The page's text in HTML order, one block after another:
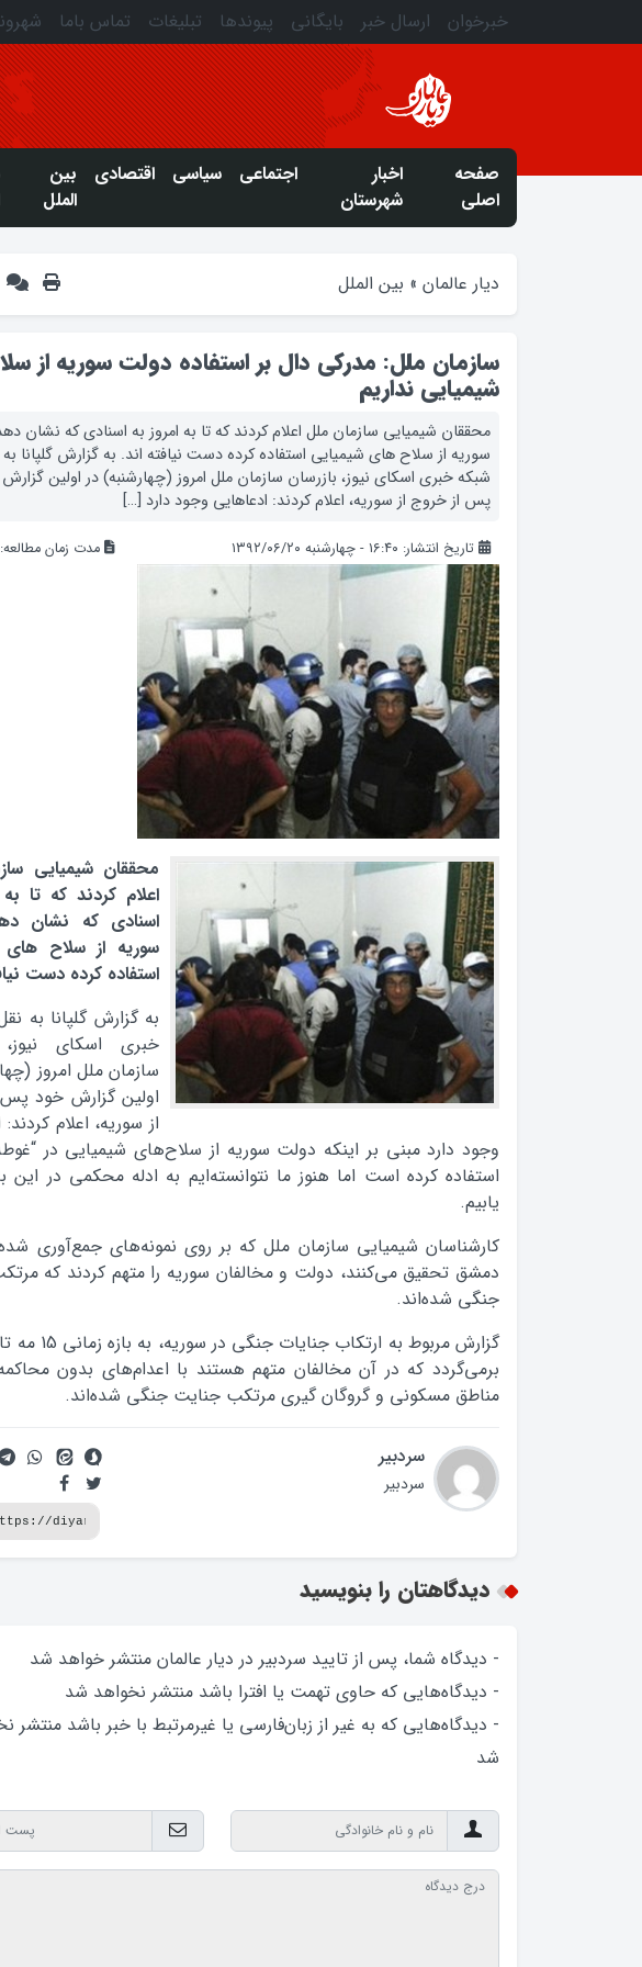
خبرخوان ارسال خبر بایگانی پیوندها تبلیغات تماس باما
صفحه
اصلی
اخبار
شهرستان
اجتماعی سیاسی اقتصادی
بین
الملل
دیار عالمان » بین الملل
سازمان ملل: مدرکی دال بر استفاده دولت سوریه از
شیمیایی نداریم
محققان شیمیایی سازمان ملل اعلام کردند که تا به امروز به اسنادی که نشان
سوریه از سلاح های شیمیایی استفاده کرده دست نیافته اند. به گزارش گلپانا به
شبکه خبری اسکای نیوز، بازرسان سازمان ملل امروز (چهارشنبه) در اولین
پس از خروج از سوریه، اعلام کردند: ادعاهایی وجود دارد […]
تاریخ انتشار: ۱۶:۴۰ - چهارشنبه ۱۳۹۲/۰۶/۲۰ مدت زمان مطالعه:
محققان شیمیایی
اعلام کردند که تا
اسنادی که نشان
سوریه از سلاح های
استفاده کرده دست
به گزارش گلپانا به
خبری اسکای نیوز،
سازمان ملل امروز
اولین گزارش خود
از سوریه، اعلام
وجود دارد مبنی بر اینکه دولت سوریه از سلاح‌های شیمیایی در
استفاده کرده است اما هنوز ما نتوانسته‌ایم به ادله محکمی در این
یابیم.
کارشناسان شیمیایی سازمان ملل که بر روی نمونه‌های جمع‌آوری
دمشق تحقیق می‌کنند، دولت و مخالفان سوریه را متهم کردند که
جنگی شده‌اند.
برمی‌گردد که در آن مخالفان متهم هستند با اعدام‌های بدون
مناطق مسکونی و گروگان گیری مرتکب جنایت جنگی شده‌اند.
سردبیر
سردبیر
دیدگاهتان را بنویسید
- دیدگاه شما، پس از تایید سردبیر در دیار عالمان منتشر خواهد‌ شد
- دیدگاه‌هایی که حاوی تهمت یا افترا باشد منتشر نخواهد‌ شد
- دیدگاه‌هایی که به غیر از زبان‌فارسی یا غیرمرتبط با خبر باشد منتشر
شد